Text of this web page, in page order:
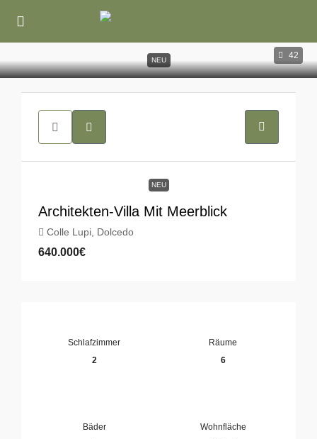
42
NEU
NEU
Architekten-Villa Mit Meerblick
Colle Lupi, Dolcedo
640.000€
Schlafzimmer
2
Räume
6
Bäder
Wohnfläche